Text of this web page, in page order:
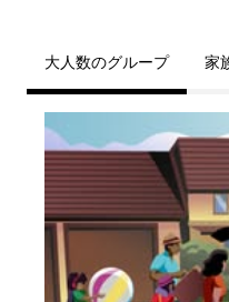
大人数のグループ 家